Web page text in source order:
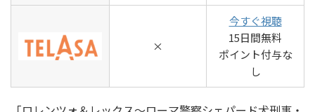
×
今すぐ視聴
15日間無料
ポイント付与な
し